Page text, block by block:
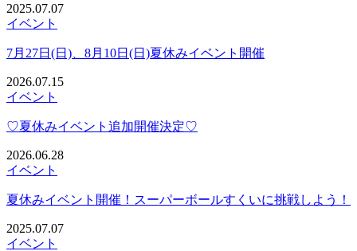
2025.07.07
イベント
7月27日(日)、8月10日(日)夏休みイベント開催
2026.07.15
イベント
♡夏休みイベント追加開催決定♡
2026.06.28
イベント
夏休みイベント開催！スーパーボールすくいに挑戦しよう！
2025.07.07
イベント